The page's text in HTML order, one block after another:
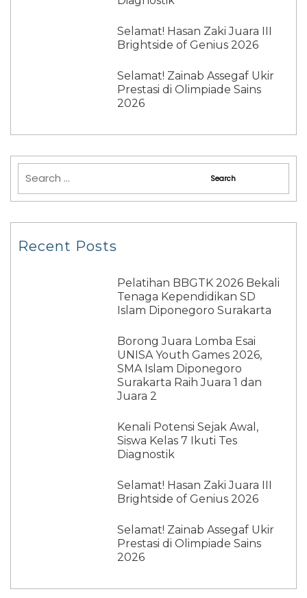
Selamat! Hasan Zaki Juara III
Brightside of Genius 2026
Selamat! Zainab Assegaf Ukir
Prestasi di Olimpiade Sains
2026
Recent Posts
Pelatihan BBGTK 2026 Bekali
Tenaga Kependidikan SD
Islam Diponegoro Surakarta
Borong Juara Lomba Esai
UNISA Youth Games 2026,
SMA Islam Diponegoro
Surakarta Raih Juara 1 dan
Juara 2
Kenali Potensi Sejak Awal,
Siswa Kelas 7 Ikuti Tes
Diagnostik
Selamat! Hasan Zaki Juara III
Brightside of Genius 2026
Selamat! Zainab Assegaf Ukir
Prestasi di Olimpiade Sains
2026